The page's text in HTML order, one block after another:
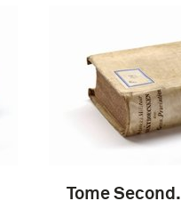
Tome Second.